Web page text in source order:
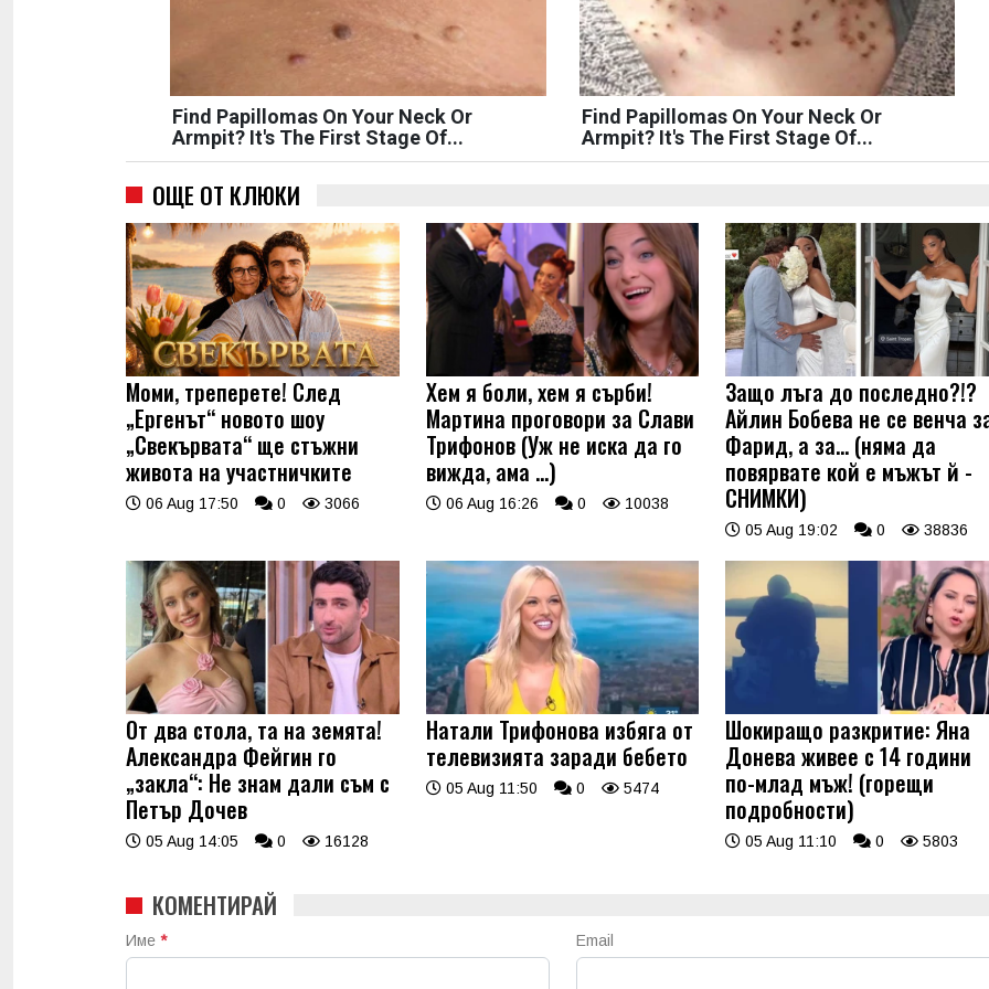
Find Papillomas On Your Neck Or
Armpit? It's The First Stage Of...
Find Papillomas On Your Neck Or
Armpit? It's The First Stage Of...
ОЩЕ ОТ КЛЮКИ
Моми, треперете! След
„Ергенът“ новото шоу
„Свекървата“ ще стъжни
живота на участничките
06 Aug 17:50 0 3066
Хем я боли, хем я сърби!
Мартина проговори за Слави
Трифонов (Уж не иска да го
вижда, ама …)
06 Aug 16:26 0 10038
Защо лъга до последно?!?
Айлин Бобева не се венча
Фарид, а за... (няма да
повярвате кой е мъжът й -
СНИМКИ)
05 Aug 19:02 0 38836
От два стола, та на земята!
Александра Фейгин го
„закла“: Не знам дали съм с
Петър Дочев
05 Aug 14:05 0 16128
Натали Трифонова избяга от
телевизията заради бебето
05 Aug 11:50 0 5474
Шокиращо разкритие: Яна
Донева живее с 14 години
по-млад мъж! (горещи
подробности)
05 Aug 11:10 0 5803
КОМЕНТИРАЙ
Име * Email